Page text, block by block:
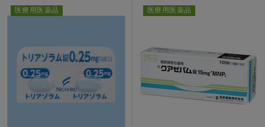
医療用医薬品 医療用医薬品